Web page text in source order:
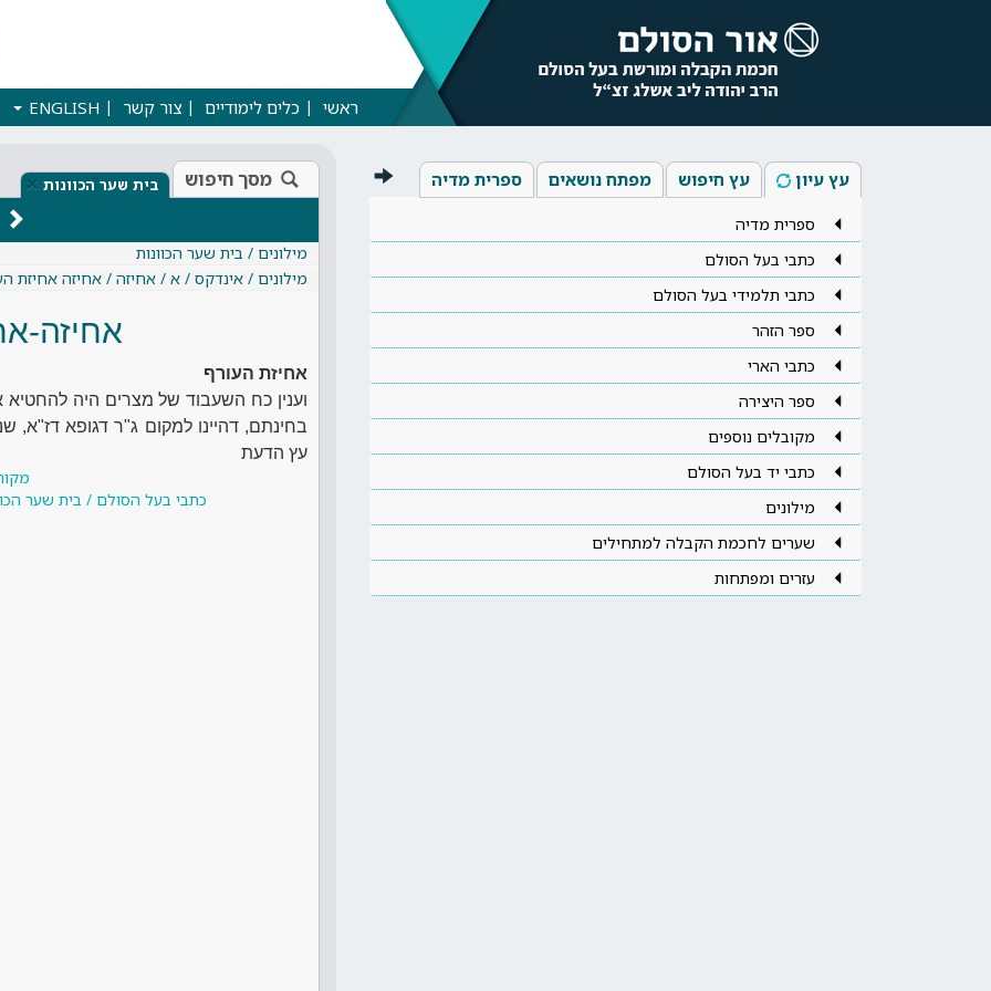
ראשי כלים לימודיים צור קשר ENGLISH
עץ עיון עץ חיפוש מפתח נושאים ספרית מדיה
ספרית מדיה
כתבי בעל הסולם
כתבי תלמידי בעל הסולם
ספר הזהר
כתבי הארי
ספר היצירה
מקובלים נוספים
כתבי יד בעל הסולם
מילונים
שערים לחכמת הקבלה למתחילים
עזרים ומפתחות
מסך חיפוש בית שער הכוונות ×
מילונים / בית שער הכוונות
מילונים / אינדקס / א / אחיזה / אחיזה אחיזת
אחיזה-
אחיזת העורף
וענין כח השעבוד של מצרים היה
בחינתם, דהיינו למקום ג"ר דגופא
עץ הדעת
כתבי בעל הסולם / בית שער